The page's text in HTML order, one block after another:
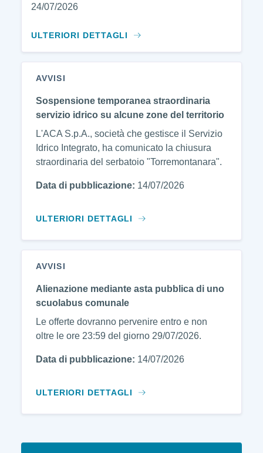
24/07/2026
ULTERIORI DETTAGLI
AVVISI
Sospensione temporanea straordinaria
servizio idrico su alcune zone del territorio
L'ACA S.p.A., società che gestisce il Servizio
Idrico Integrato, ha comunicato la chiusura
straordinaria del serbatoio "Torremontanara".
Data di pubblicazione: 14/07/2026
ULTERIORI DETTAGLI
AVVISI
Alienazione mediante asta pubblica di uno
scuolabus comunale
Le offerte dovranno pervenire entro e non
oltre le ore 23:59 del giorno 29/07/2026.
Data di pubblicazione: 14/07/2026
ULTERIORI DETTAGLI